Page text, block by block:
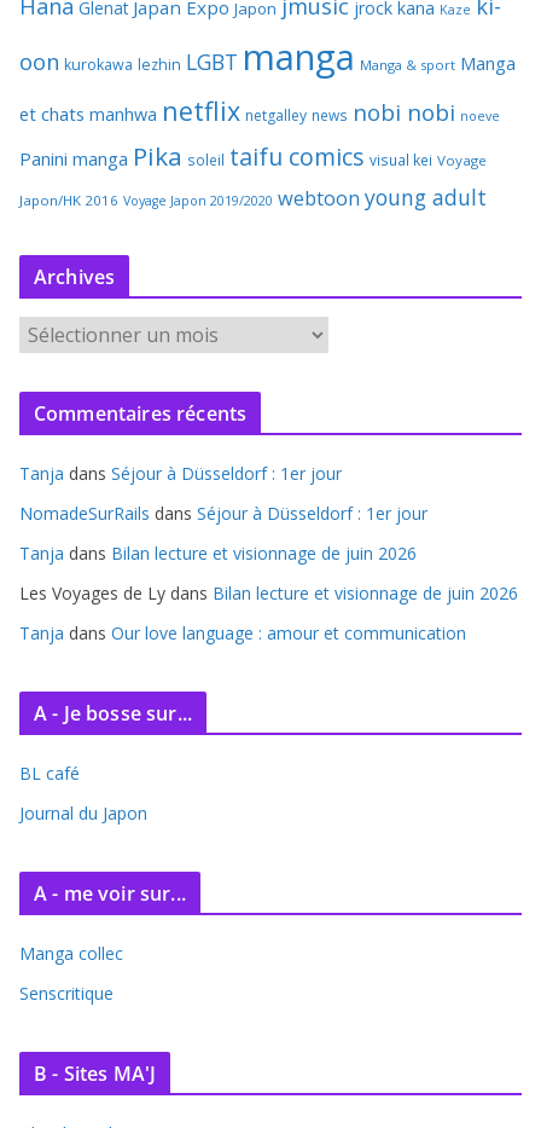
Hana Glenat Japan Expo Japon jmusic jrock kana Kaze ki-
oon kurokawa lezhin LGBT manga Manga & sport Manga
et chats manhwa netflix netgalley news nobi nobi noeve
Panini manga Pika soleil taifu comics visual kei Voyage
Japon/HK 2016 Voyage Japon 2019/2020 webtoon young adult
Archives
r
c
v
e
s
Commentaires récents
Tanja dans Séjour à Düsseldorf : 1er jour
NomadeSurRails dans Séjour à Düsseldorf : 1er jour
Tanja dans Bilan lecture et visionnage de juin 2026
Les Voyages de Ly dans Bilan lecture et visionnage de juin 2026
Tanja dans Our love language : amour et communication
A - Je bosse sur...
BL café
Journal du Japon
A - me voir sur...
Manga collec
Senscritique
B - Sites MA'J